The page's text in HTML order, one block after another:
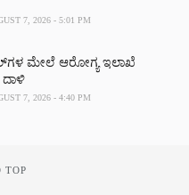
7, 2026 - 5:01 PM
ಮೇಲೆ ಆರೋಗ್ಯ ಇಲಾಖೆ
7, 2026 - 4:40 PM
TOP